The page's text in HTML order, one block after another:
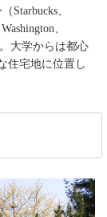
Starbucks、
、
大学からは都心
住宅地に位置し